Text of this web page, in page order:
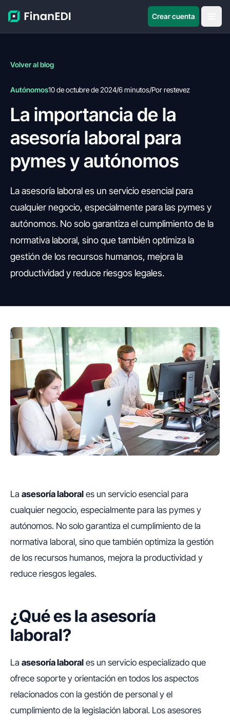
Crear cuenta
Volver al blog
Autónomos10 de octubre de 2024/6 minutos/Por restevez
La importancia de la
asesoría laboral para
pymes y autónomos
La asesoría laboral es un servicio esencial para
cualquier negocio, especialmente para las pymes y
autónomos. No solo garantiza el cumplimiento de la
normativa laboral, sino que también optimiza la
gestión de los recursos humanos, mejora la
productividad y reduce riesgos legales.
La asesoría laboral es un servicio esencial para
cualquier negocio, especialmente para las pymes y
autónomos. No solo garantiza el cumplimiento de la
normativa laboral, sino que también optimiza la gestión
de los recursos humanos, mejora la productividad y
reduce riesgos legales.
¿Qué es la asesoría
laboral?
La asesoría laboral es un servicio especializado que
ofrece soporte y orientación en todos los aspectos
relacionados con la gestión de personal y el
cumplimiento de la legislación laboral. Los asesores